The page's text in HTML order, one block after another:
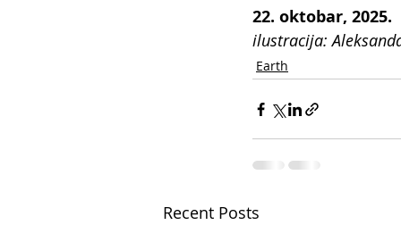
22. oktobar, 2025.
ilustracija:
Earth
Recent Posts